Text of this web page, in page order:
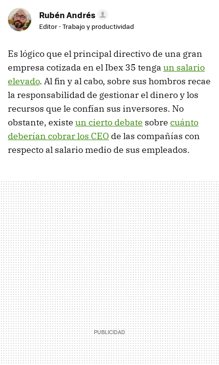
Rubén Andrés
Editor - Trabajo y productividad
Es lógico que el principal directivo de una gran
empresa cotizada en el Ibex 35 tenga un salario
elevado. Al fin y al cabo, sobre sus hombros recae
la responsabilidad de gestionar el dinero y los
recursos que le confían sus inversores. No
obstante, existe un cierto debate sobre cuánto
deberían cobrar los CEO de las compañías con
respecto al salario medio de sus empleados.